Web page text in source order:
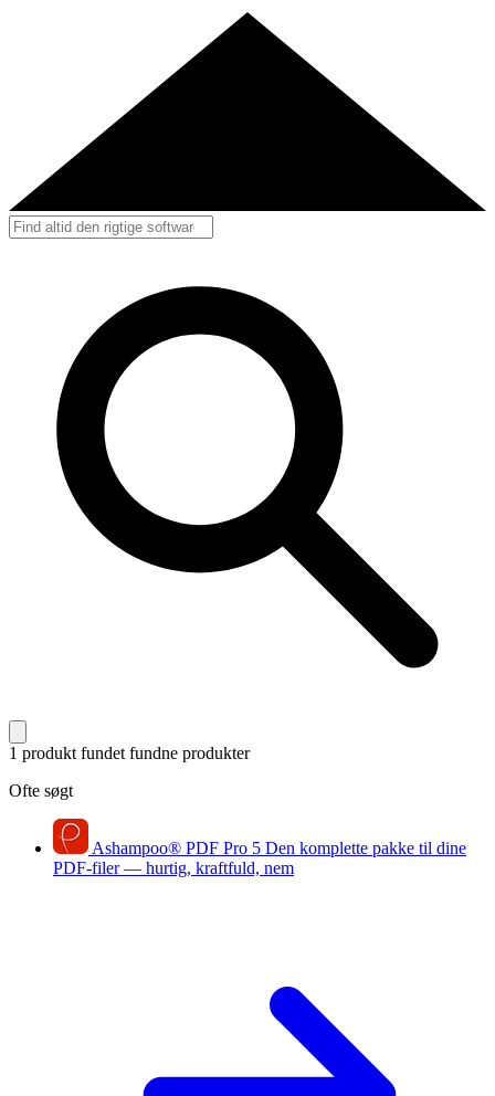
1 produkt fundet fundne produkter
Ofte søgt
Ashampoo® PDF Pro 5 Den komplette pakke til dine
PDF-filer — hurtig, kraftfuld, nem